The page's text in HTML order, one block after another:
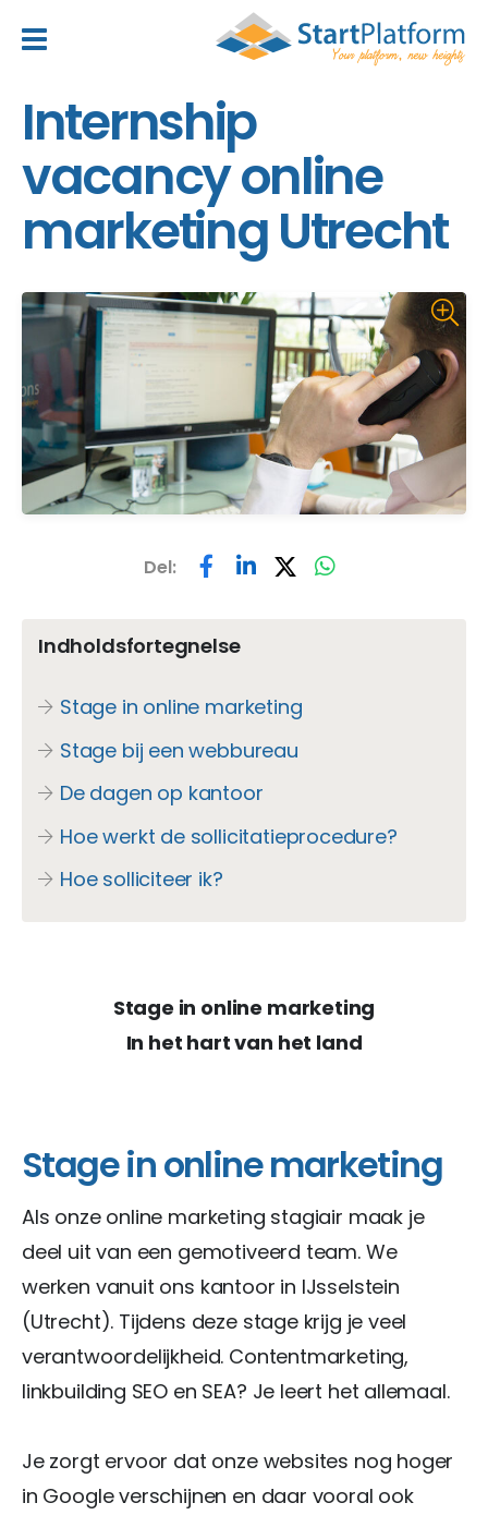
Internship
vacancy online
marketing Utrecht
Del:
Indholdsfortegnelse
Stage in online marketing
Stage bij een webbureau
De dagen op kantoor
Hoe werkt de sollicitatieprocedure?
Hoe solliciteer ik?
Stage in online marketing
In het hart van het land
Stage in online marketing
Als onze online marketing stagiair maak je
deel uit van een gemotiveerd team. We
werken vanuit ons kantoor in IJsselstein
(Utrecht). Tijdens deze stage krijg je veel
verantwoordelijkheid. Contentmarketing,
linkbuilding SEO en SEA? Je leert het allemaal.
Je zorgt ervoor dat onze websites nog hoger
in Google verschijnen en daar vooral ook
header_toggle_navigation